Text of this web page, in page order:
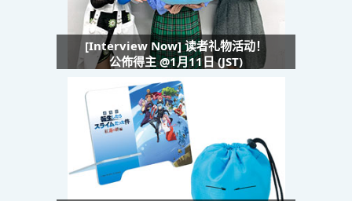
[Interview Now] 读者礼物活动！
公佈得主 @1月11日 (JST)